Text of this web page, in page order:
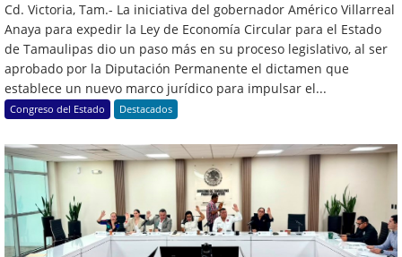
Cd. Victoria, Tam.- La iniciativa del gobernador Américo Villarreal
Anaya para expedir la Ley de Economía Circular para el Estado
de Tamaulipas dio un paso más en su proceso legislativo, al ser
aprobado por la Diputación Permanente el dictamen que
establece un nuevo marco jurídico para impulsar el...
Congreso del Estado Destacados